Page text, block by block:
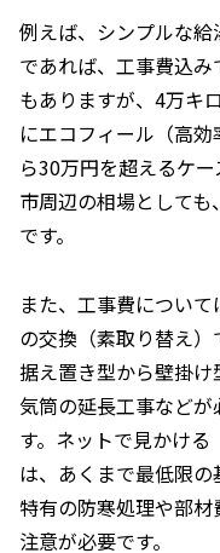
例えば、シンプルな給
であれば、工事費込
もありますが、4万キ
にエコフィール（高
ら30万円を超えるケ
市周辺の相場として
です。
また、工事費につい
の交換（素取り替え）
据え置き型から壁掛
気筒の延長工事など
す。ネットで見かけ
は、あくまで最低限
特有の防寒処理や部
注意が必要です。